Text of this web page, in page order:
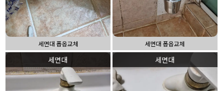
세면대 폽옵교체 세면대 폽옵교체
세면대 세면대